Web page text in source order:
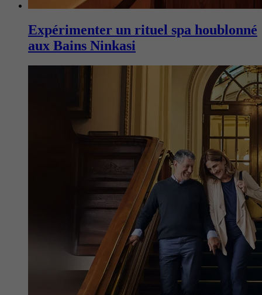
Expérimenter un rituel spa houblonné
aux Bains Ninkasi